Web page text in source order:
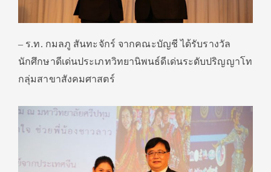
– ร.ท. กมลภู สันทะจักร์ จากคณะบัญชี ได้รับรางวัล
นักศึกษาดีเด่นประเภทวิทยานิพนธ์ดีเด่นระดับปริญญาโท
กลุ่มสาขาสังคมศาสตร์